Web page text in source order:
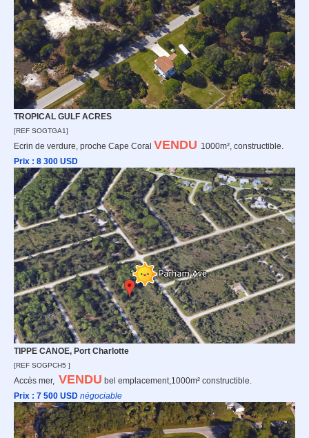
TROPICAL GULF ACRES
[REF SOGTGA1]
Ecrin de verdure, proche Cape Coral VENDU 1000m², constructible.
Prix : 8 300 USD
TIPPE CANOE, Port Charlotte
[REF SOGPCH5 ]
Accès mer, VENDU bel emplacement,1000m² constructible.
Prix : 7 500 USD négociable